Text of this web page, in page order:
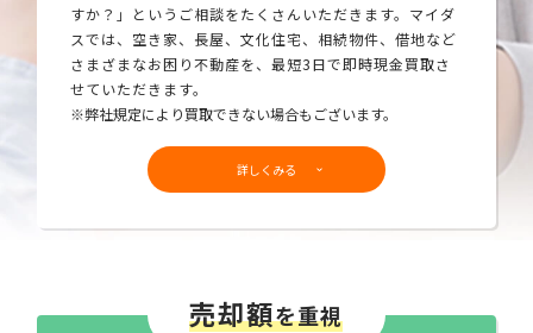
すか？」というご相談をたくさんいただきます。マイダ
スでは、空き家、長屋、文化住宅、相続物件、借地など
さまざまなお困り不動産を、最短3日で即時現金買取さ
せていただきます。
※弊社規定により買取できない場合もございます。
詳しくみる
売却額を重視